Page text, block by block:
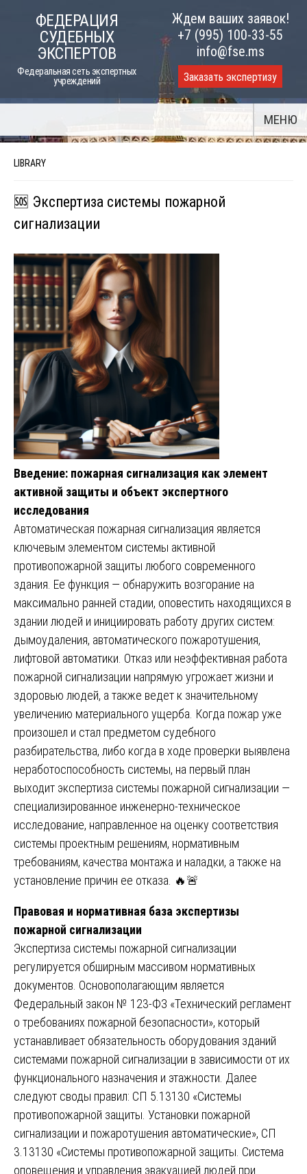
ФЕДЕРАЦИЯ
СУДЕБНЫХ
ЭКСПЕРТОВ
Федеральная сеть экспертных
учреждений
Ждем ваших заявок!
+7 (995) 100-33-55
info@fse.ms
Заказать экспертизу
МЕНЮ
LIBRARY
🆘 Экспертиза системы пожарной
сигнализации
Введение: пожарная сигнализация как элемент
активной защиты и объект экспертного
исследования
Автоматическая пожарная сигнализация является
ключевым элементом системы активной
противопожарной защиты любого современного
здания. Ее функция — обнаружить возгорание на
максимально ранней стадии, оповестить находящихся в
здании людей и инициировать работу других систем:
дымоудаления, автоматического пожаротушения,
лифтовой автоматики. Отказ или неэффективная работа
пожарной сигнализации напрямую угрожает жизни и
здоровью людей, а также ведет к значительному
увеличению материального ущерба. Когда пожар уже
произошел и стал предметом судебного
разбирательства, либо когда в ходе проверки выявлена
неработоспособность системы, на первый план
выходит экспертиза системы пожарной сигнализации —
специализированное инженерно-техническое
исследование, направленное на оценку соответствия
системы проектным решениям, нормативным
требованиям, качества монтажа и наладки, а также на
установление причин ее отказа. 🔥🚨
Правовая и нормативная база экспертизы
пожарной сигнализации
Экспертиза системы пожарной сигнализации
регулируется обширным массивом нормативных
документов. Основополагающим является
Федеральный закон № 123-ФЗ «Технический регламент
о требованиях пожарной безопасности», который
устанавливает обязательность оборудования зданий
системами пожарной сигнализации в зависимости от их
функционального назначения и этажности. Далее
следуют своды правил: СП 5.13130 «Системы
противопожарной защиты. Установки пожарной
сигнализации и пожаротушения автоматические», СП
3.13130 «Системы противопожарной защиты. Система
оповещения и управления эвакуацией людей при